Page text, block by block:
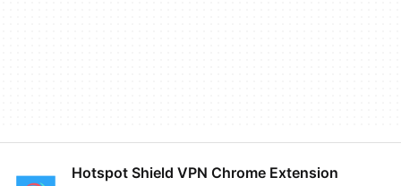
Hotspot Shield VPN Chrome Extension